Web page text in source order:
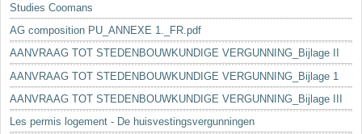
Studies Coomans
AG composition PU_ANNEXE 1._FR.pdf
AANVRAAG TOT STEDENBOUWKUNDIGE VERGUNNING_Bijlage II
AANVRAAG TOT STEDENBOUWKUNDIGE VERGUNNING_Bijlage 1
AANVRAAG TOT STEDENBOUWKUNDIGE VERGUNNING_Bijlage III
Les permis logement - De huisvestingsvergunningen